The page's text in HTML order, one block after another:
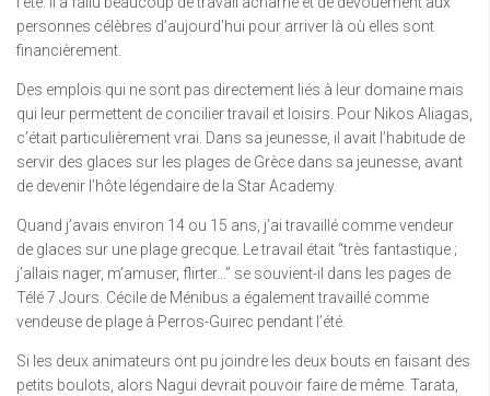
personnes célèbres d’aujourd’hui pour arriver là où elles sont
financièrement.
Des emplois qui ne sont pas directement liés à leur domaine mais
qui leur permettent de concilier travail et loisirs. Pour Nikos Aliagas,
c’était particulièrement vrai. Dans sa jeunesse, il avait l’habitude de
servir des glaces sur les plages de Grèce dans sa jeunesse, avant
de devenir l’hôte légendaire de la Star Academy.
Quand j’avais environ 14 ou 15 ans, j’ai travaillé comme vendeur
de glaces sur une plage grecque. Le travail était “très fantastique ;
j’allais nager, m’amuser, flirter…” se souvient-il dans les pages de
Télé 7 Jours. Cécile de Ménibus a également travaillé comme
vendeuse de plage à Perros-Guirec pendant l’été.
Si les deux animateurs ont pu joindre les deux bouts en faisant des
petits boulots, alors Nagui devrait pouvoir faire de même. Tarata,